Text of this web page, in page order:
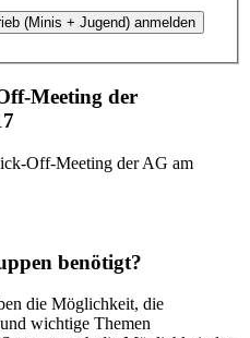
Meeting der
Off-Meeting der AG am
benötigt?
die Möglichkeit, die
wichtige Themen